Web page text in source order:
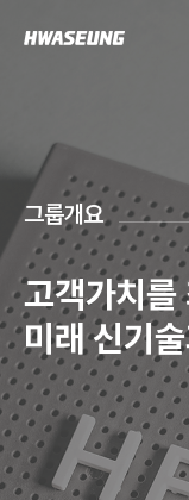
그룹개요
고객가치를
미래 신기